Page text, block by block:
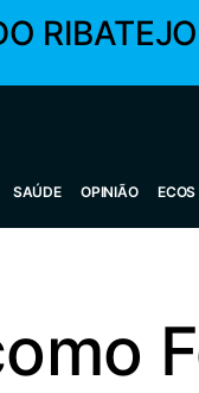
RIBATEJO
SAÚDE OPINIÃO